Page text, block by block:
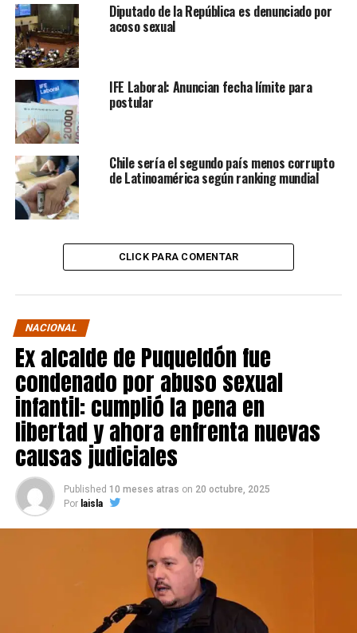
Diputado de la República es denunciado por
acoso sexual
IFE Laboral: Anuncian fecha límite para
postular
Chile sería el segundo país menos corrupto
de Latinoamérica según ranking mundial
CLICK PARA COMENTAR
NACIONAL
Ex alcalde de Puqueldón fue
condenado por abuso sexual
infantil: cumplió la pena en
libertad y ahora enfrenta nuevas
causas judiciales
Published 10 meses atras on 20 octubre, 2025
Por laisla